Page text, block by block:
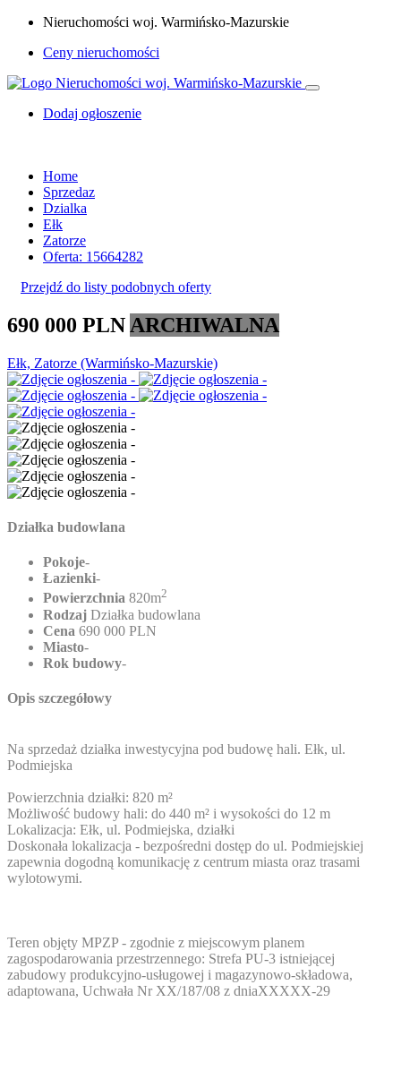
Nieruchomości woj. Warmińsko-Mazurskie
Ceny nieruchomości
Dodaj ogłoszenie
Home
Sprzedaz
Dzialka
Ełk
Zatorze
Oferta: 15664282
Przejdź do listy podobnych oferty
690 000 PLN ARCHIWALNA
Ełk, Zatorze (Warmińsko-Mazurskie)
Działka budowlana
Pokoje-
Łazienki-
Powierzchnia 820m2
Rodzaj Działka budowlana
Cena 690 000 PLN
Miasto-
Rok budowy-
Opis szczegółowy
Na sprzedaż działka inwestycyjna pod budowę hali. Ełk, ul.
Podmiejska
Powierzchnia działki: 820 m²
Możliwość budowy hali: do 440 m² i wysokości do 12 m
Lokalizacja: Ełk, ul. Podmiejska, działki
Doskonała lokalizacja - bezpośredni dostęp do ul. Podmiejskiej
zapewnia dogodną komunikację z centrum miasta oraz trasami
wylotowymi.
Teren objęty MPZP - zgodnie z miejscowym planem
zagospodarowania przestrzennego: Strefa PU-3 istniejącej
zabudowy produkcyjno-usługowej i magazynowo-składowa,
adaptowana, Uchwała Nr XX/187/08 z dniaXXXXX-29